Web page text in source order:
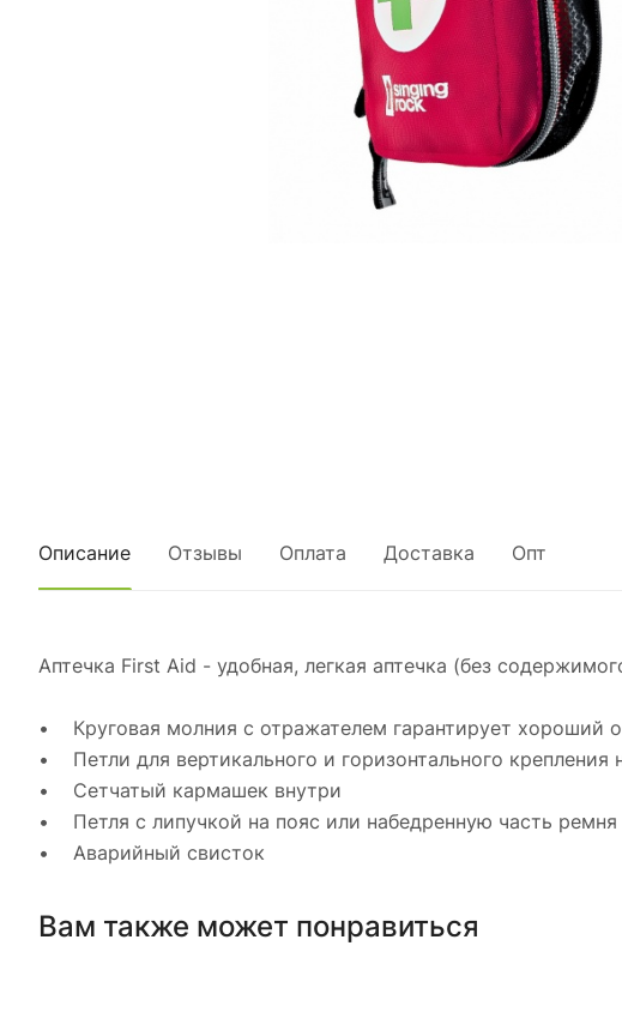
Описание Отзывы Оплата Доставка Опт
Аптечка First Aid - удобная, легкая аптечка (без
• Круговая молния с отражателем гарантирует хороший
• Петли для вертикального и горизонтального крепления
• Сетчатый кармашек внутри
• Петля с липучкой на пояс или набедренную часть ремня
• Аварийный свисток
Вам также может понравиться